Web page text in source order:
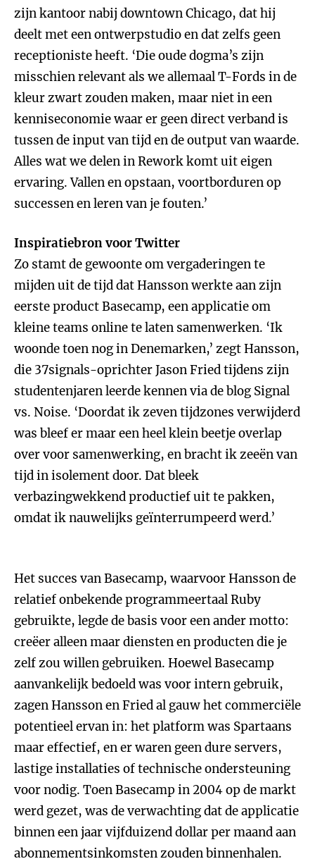
zijn kantoor nabij downtown Chicago, dat hij
deelt met een ontwerpstudio en dat zelfs geen
receptioniste heeft. ‘Die oude dogma’s zijn
misschien relevant als we allemaal T-Fords in de
kleur zwart zouden maken, maar niet in een
kenniseconomie waar er geen direct verband is
tussen de input van tijd en de output van waarde.
Alles wat we delen in Rework komt uit eigen
ervaring. Vallen en opstaan, voortborduren op
successen en leren van je fouten.’
Inspiratiebron voor Twitter
Zo stamt de gewoonte om vergaderingen te
mijden uit de tijd dat Hansson werkte aan zijn
eerste product Basecamp, een applicatie om
kleine teams online te laten samenwerken. ‘Ik
woonde toen nog in Denemarken,’ zegt Hansson,
die 37signals-oprichter Jason Fried tijdens zijn
studentenjaren leerde kennen via de blog Signal
vs. Noise. ‘Doordat ik zeven tijdzones verwijderd
was bleef er maar een heel klein beetje overlap
over voor samenwerking, en bracht ik zeeën van
tijd in isolement door. Dat bleek
verbazingwekkend productief uit te pakken,
omdat ik nauwelijks geïnterrumpeerd werd.’
Het succes van Basecamp, waarvoor Hansson de
relatief onbekende programmeertaal Ruby
gebruikte, legde de basis voor een ander motto:
creëer alleen maar diensten en producten die je
zelf zou willen gebruiken. Hoewel Basecamp
aanvankelijk bedoeld was voor intern gebruik,
zagen Hansson en Fried al gauw het commerciële
potentieel ervan in: het platform was Spartaans
maar effectief, en er waren geen dure servers,
lastige installaties of technische ondersteuning
voor nodig. Toen Basecamp in 2004 op de markt
werd gezet, was de verwachting dat de applicatie
binnen een jaar vijfduizend dollar per maand aan
abonnementsinkomsten zouden binnenhalen.